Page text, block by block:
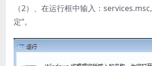
（2）、在运行框中输入：
定”。